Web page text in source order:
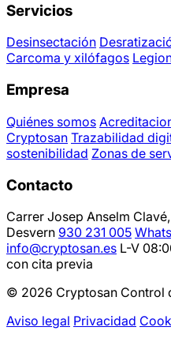
Servicios
Desinsectación
Carcoma y xilófagos
Empresa
Quiénes somos
Cryptosan Trazabilidad
sostenibilidad Zonas de
Contacto
Carrer Josep Anselm
Desvern 930 231 005
info@cryptosan.es L-V
con cita previa
© 2026 Cryptosan Control
Aviso legal Privacidad